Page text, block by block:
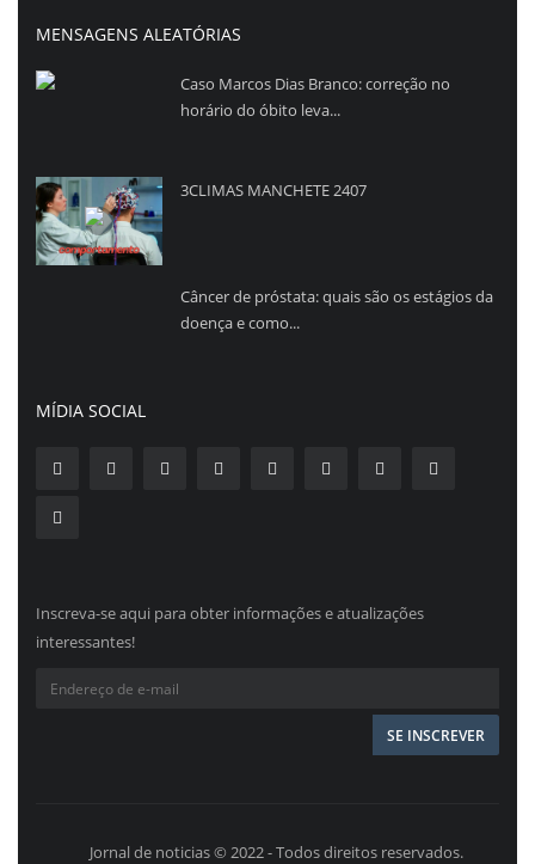
MENSAGENS ALEATÓRIAS
Caso Marcos Dias Branco: correção no
horário do óbito leva...
3CLIMAS MANCHETE 2407
Câncer de próstata: quais são os estágios da
doença e como...
MÍDIA SOCIAL
Inscreva-se aqui para obter informações e atualizações
interessantes!
Jornal de noticias © 2022 - Todos direitos reservados.